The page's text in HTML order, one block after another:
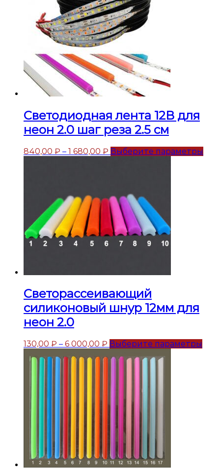
Светодиодная лента 12В для
неон 2.0 шаг реза 2.5 см
840,00 ₽ – 1 680,00 ₽ Выберите параметры
Светорассеивающий
силиконовый шнур 12мм для
неон 2.0
130,00 ₽ – 6 000,00 ₽ Выберите параметры